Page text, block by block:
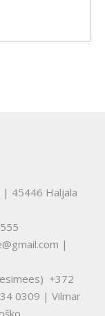
| 45446 Haljala
|
+372
0309 | Vilmar